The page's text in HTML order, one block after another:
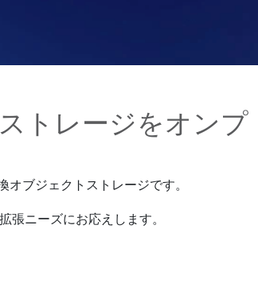
トレージをオンプ
ブジェクトストレージです。
張ニーズにお応えします。